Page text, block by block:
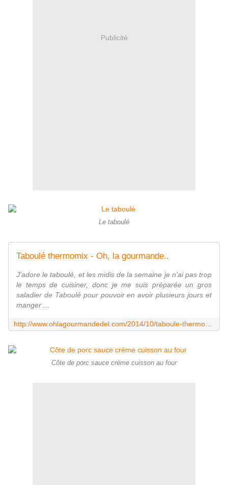
Publicité
Le taboulé
Taboulé thermomix - Oh, la gourmande..
J'adore le taboulé, et les midis de la semaine je n'ai pas trop
le temps de cuisiner, donc je me suis préparée un gros
saladier de Taboulé pour pouvoir en avoir plusieurs jours et
manger ...
Côte de porc sauce crème cuisson au four